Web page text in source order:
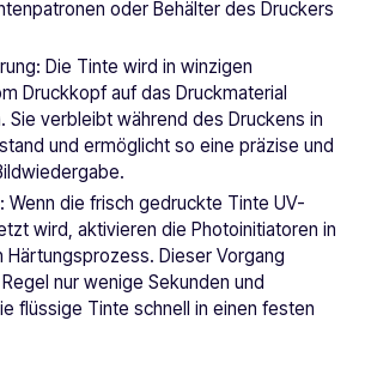
oder Behälter des Druckers
Die Tinte wird in winzigen
Druckkopf auf das Druckmaterial
Sie verbleibt während des Druckens in
und ermöglicht so eine präzise und
Wenn die frisch gedruckte Tinte UV-
wird, aktivieren die Photoinitiatoren in
Härtungsprozess. Dieser Vorgang
nur wenige Sekunden und
flüssige Tinte schnell in einen festen